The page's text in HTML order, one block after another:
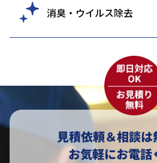
消臭・ウイルス除去
見積依頼＆相談は
お気軽にお電話